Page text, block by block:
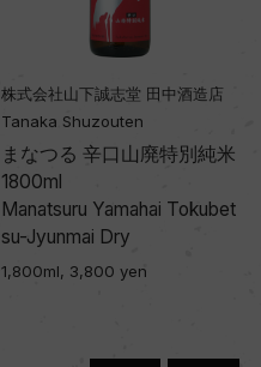
株式会社山下誠志堂 田中酒造店
Tanaka Shuzouten
まなつる 辛口山廃特別純米
1800ml
Manatsuru Yamahai Tokubet
su-Jyunmai Dry
1,800ml, 3,800 yen